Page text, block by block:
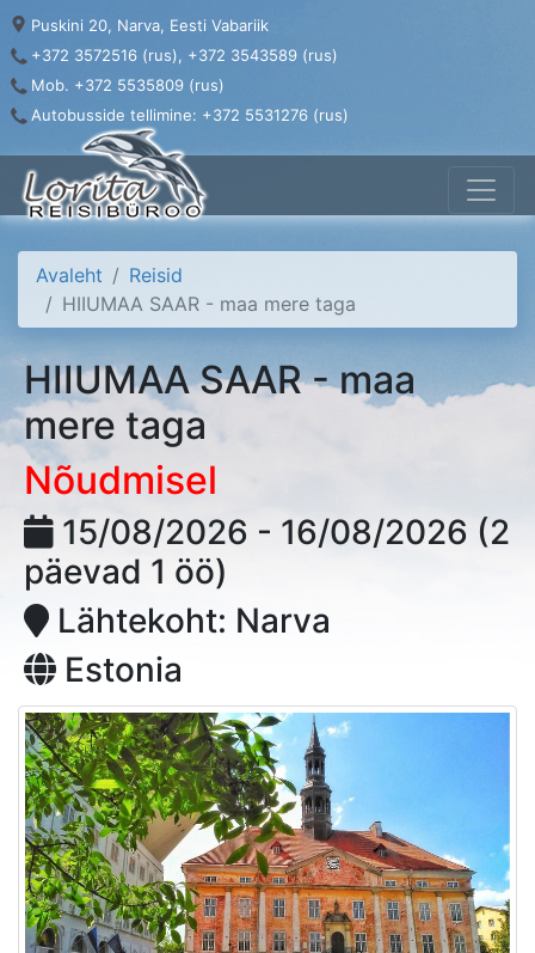
Puskini 20, Narva, Eesti Vabariik
+372 3572516 (rus), +372 3543589 (rus)
Mob. +372 5535809 (rus)
Autobusside tellimine: +372 5531276 (rus)
Avaleht
Reisid
HIIUMAA SAAR - maa mere taga
HIIUMAA SAAR - maa
mere taga
Nõudmisel
15/08/2026 - 16/08/2026 (2
päevad 1 öö)
Lähtekoht: Narva
Estonia